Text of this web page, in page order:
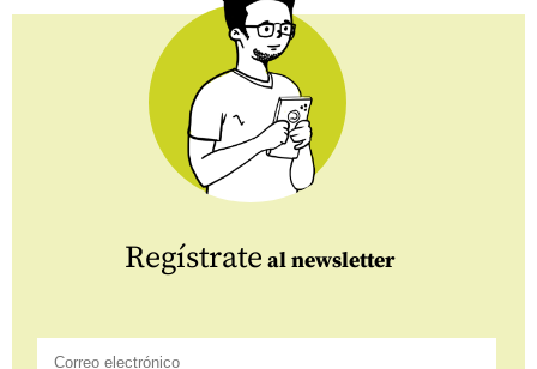
Regístrate al newsletter